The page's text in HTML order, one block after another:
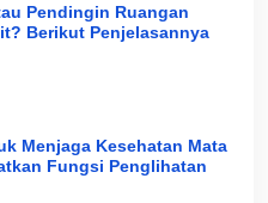
Pendingin Ruangan
Berikut Penjelasannya
Menjaga Kesehatan Mata
Fungsi Penglihatan